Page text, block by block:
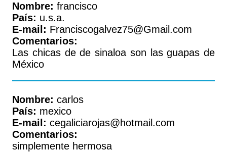
Nombre: francisco
País: u.s.a.
E-mail: Franciscogalvez75@Gmail.com
Comentarios:
Las chicas de de sinaloa son las guapas de
México
Nombre: carlos
País: mexico
E-mail: cegaliciarojas@hotmail.com
Comentarios:
simplemente hermosa